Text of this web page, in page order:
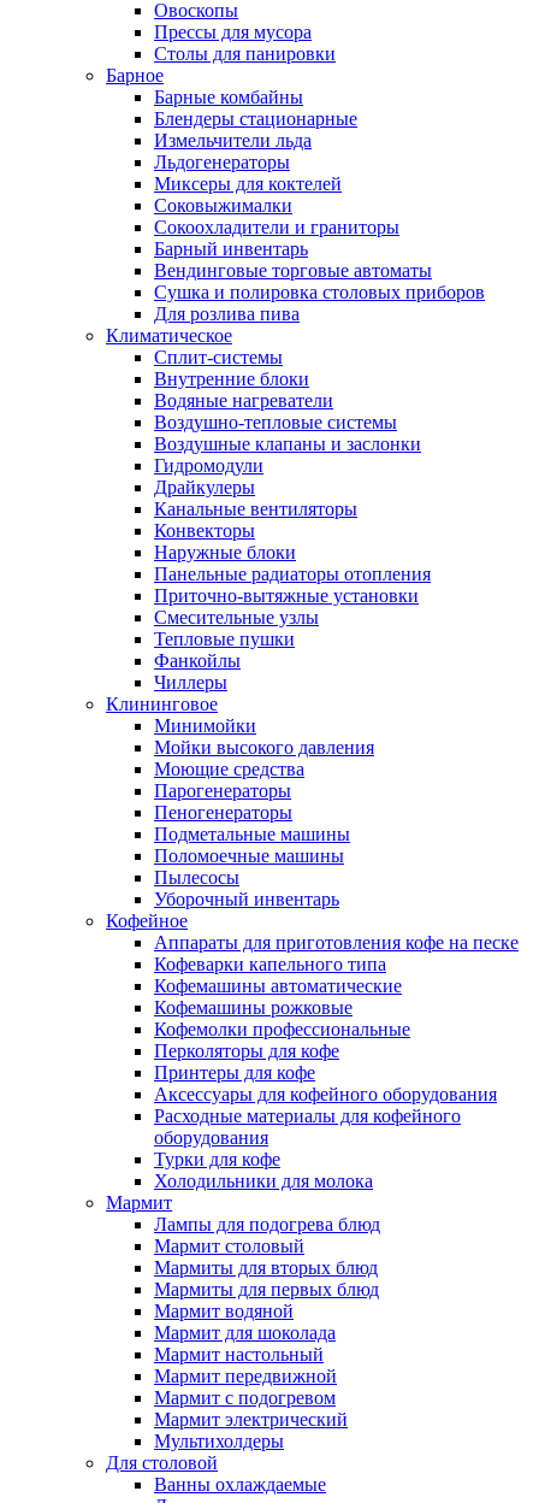
Овоскопы
Прессы для мусора
Столы для панировки
Барное
Барные комбайны
Блендеры стационарные
Измельчители льда
Льдогенераторы
Миксеры для коктелей
Соковыжималки
Сокоохладители и граниторы
Барный инвентарь
Вендинговые торговые автоматы
Сушка и полировка столовых приборов
Для розлива пива
Климатическое
Сплит-системы
Внутренние блоки
Водяные нагреватели
Воздушно-тепловые системы
Воздушные клапаны и заслонки
Гидромодули
Драйкулеры
Канальные вентиляторы
Конвекторы
Наружные блоки
Панельные радиаторы отопления
Приточно-вытяжные установки
Смесительные узлы
Тепловые пушки
Фанкойлы
Чиллеры
Клининговое
Минимойки
Мойки высокого давления
Моющие средства
Парогенераторы
Пеногенераторы
Подметальные машины
Поломоечные машины
Пылесосы
Уборочный инвентарь
Кофейное
Аппараты для приготовления кофе на песке
Кофеварки капельного типа
Кофемашины автоматические
Кофемашины рожковые
Кофемолки профессиональные
Перколяторы для кофе
Принтеры для кофе
Аксессуары для кофейного оборудования
Расходные материалы для кофейного
оборудования
Турки для кофе
Холодильники для молока
Мармит
Лампы для подогрева блюд
Мармит столовый
Мармиты для вторых блюд
Мармиты для первых блюд
Мармит водяной
Мармит для шоколада
Мармит настольный
Мармит передвижной
Мармит с подогревом
Мармит электрический
Мультихолдеры
Для столовой
Ванны охлаждаемые